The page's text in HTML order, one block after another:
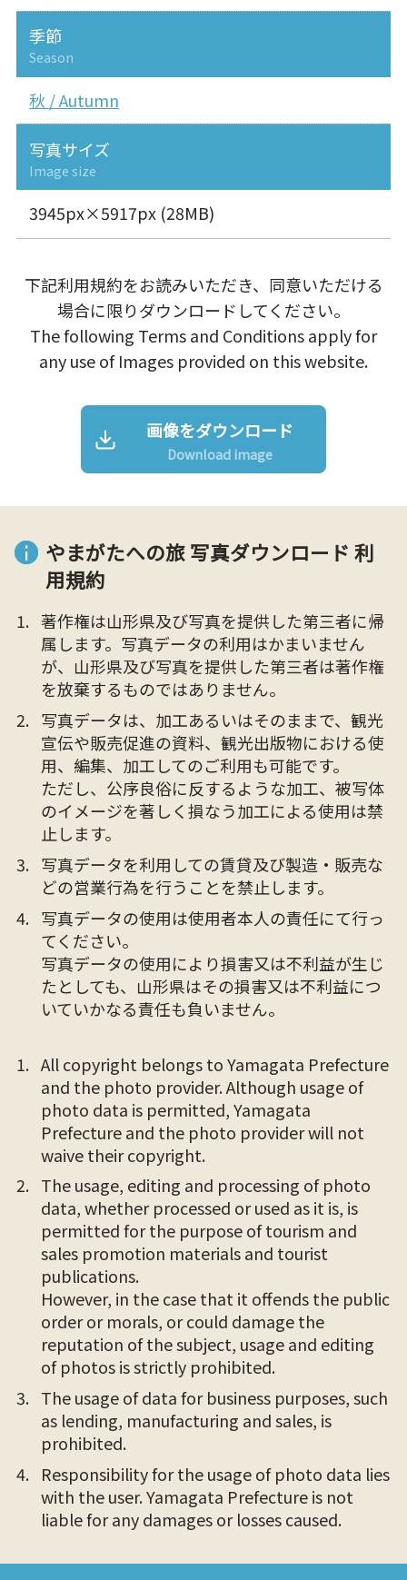
季節
Season
秋 / Autumn
写真サイズ
Image size
3945px×5917px (28MB)
下記利用規約をお読みいただき、同意いただける
場合に限りダウンロードしてください。
The following Terms and Conditions apply for
any use of Images provided on this website.
画像をダウンロード
Download image
やまがたへの旅 写真ダウンロード 利
用規約
著作権は山形県及び写真を提供した第三者に帰
属します。写真データの利用はかまいません
が、山形県及び写真を提供した第三者は著作権
を放棄するものではありません。
写真データは、加工あるいはそのままで、観光
宣伝や販売促進の資料、観光出版物における使
用、編集、加工してのご利用も可能です。
ただし、公序良俗に反するような加工、被写体
のイメージを著しく損なう加工による使用は禁
止します。
写真データを利用しての賃貸及び製造・販売な
どの営業行為を行うことを禁止します。
写真データの使用は使用者本人の責任にて行っ
てください。
写真データの使用により損害又は不利益が生じ
たとしても、山形県はその損害又は不利益につ
いていかなる責任も負いません。
All copyright belongs to Yamagata Prefecture
and the photo provider. Although usage of
photo data is permitted, Yamagata
Prefecture and the photo provider will not
waive their copyright.
The usage, editing and processing of photo
data, whether processed or used as it is, is
permitted for the purpose of tourism and
sales promotion materials and tourist
publications.
However, in the case that it offends the public
order or morals, or could damage the
reputation of the subject, usage and editing
of photos is strictly prohibited.
The usage of data for business purposes, such
as lending, manufacturing and sales, is
prohibited.
Responsibility for the usage of photo data lies
with the user. Yamagata Prefecture is not
liable for any damages or losses caused.